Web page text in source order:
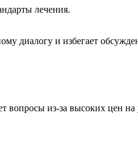
лечения.
диалогу и избегает
вопросы из-за высоких цен на